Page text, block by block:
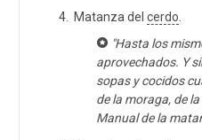
Matanza del cerdo
"Hasta los
aprovechados. Y
sopas y cocidos
de la moraga, de
Manual de la